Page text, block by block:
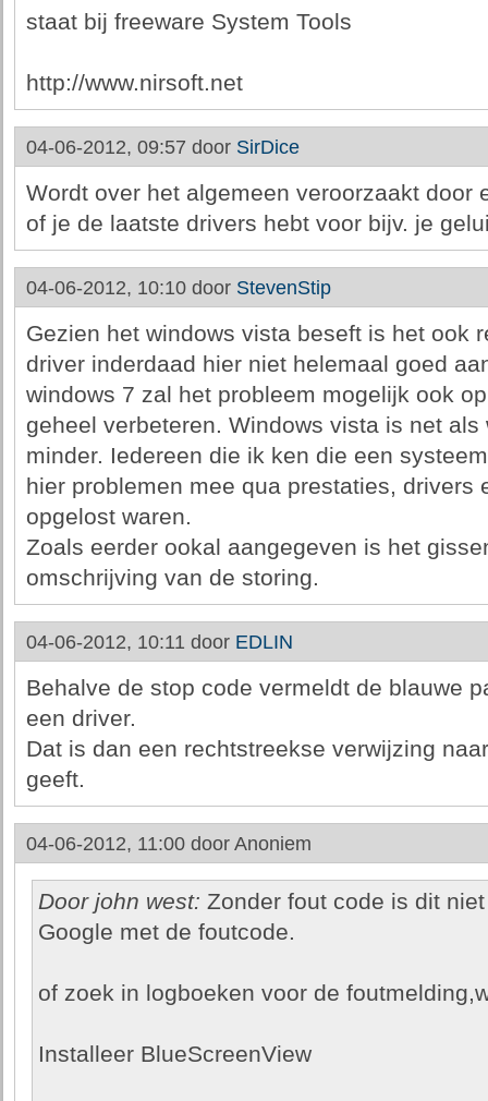
staat bij freeware System Tools
http://www.nirsoft.net
04-06-2012, 09:57 door SirDice
Wordt over het algemeen veroorzaakt door
of je de laatste drivers hebt voor bijv. je
04-06-2012, 10:10 door StevenStip
Gezien het windows vista beseft is het ook
driver inderdaad hier niet helemaal goed
windows 7 zal het probleem mogelijk ook
geheel verbeteren. Windows vista is net
minder. Iedereen die ik ken die een
hier problemen mee qua prestaties, drivers
opgelost waren.
Zoals eerder ookal aangegeven is het
omschrijving van de storing.
04-06-2012, 10:11 door EDLIN
Behalve de stop code vermeldt de blauwe
een driver.
Dat is dan een rechtstreekse verwijzing
geeft.
04-06-2012, 11:00 door Anoniem
Door john west: Zonder fout code is dit
Google met de foutcode.
of zoek in logboeken voor de
Installeer BlueScreenView